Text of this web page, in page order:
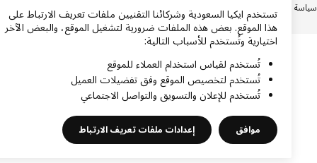
الخصوصية شهادة ضريبة القيمة المضافة
تستخدم ايكيا السعودية وشركائنا التقنيين ملفات تعريف الارتباط على
هذا الموقع. بعض هذه الملفات ضرورية لتشغيل الموقع، والبعض الآخر
اختيارية وتُستخدم للأسباب التالية:
تُستخدم لقياس استخدام العملاء للموقع
تُستخدم لتخصيص الموقع وفق تفضيلات العميل
تُستخدم للإعلان والتسويق والتواصل الاجتماعي
موافق إعدادات ملفات تعريف الارتباط